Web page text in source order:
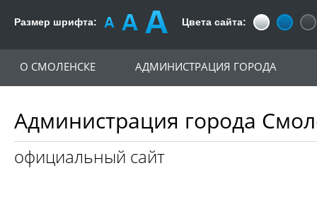
Размер шрифта: Цвета сайта:
Администрация города
официальный сайт
О СМОЛЕНСКЕ АДМИНИСТРАЦИЯ ГОРОДА